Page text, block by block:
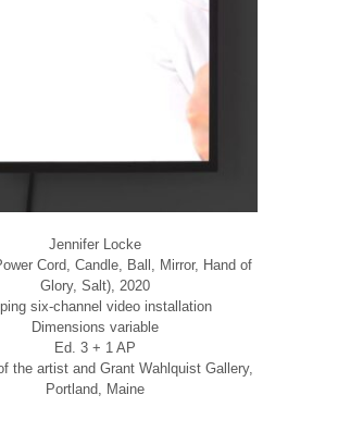
Jennifer Locke
Cord, Candle, Ball, Mirror, Hand of
Glory, Salt), 2020
six-channel video installation
Dimensions variable
Ed. 3 + 1 AP
the artist and Grant Wahlquist Gallery,
Portland, Maine